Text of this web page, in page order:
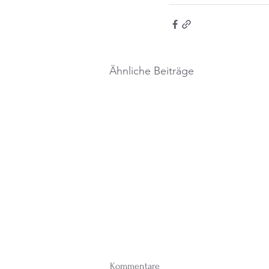
Ähnliche Beiträge
Kommentare